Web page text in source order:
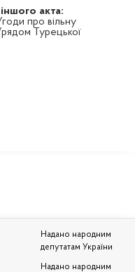
акта:
про вільну
Турецької
Надано народним
депутатам України
Надано народним